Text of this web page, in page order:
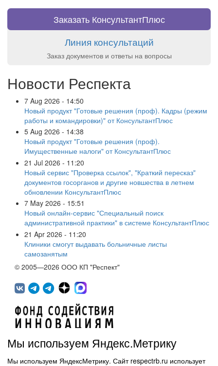
Заказать КонсультантПлюс
Линия консультаций
Заказ документов и ответы на вопросы
Новости Респекта
7 Aug 2026 - 14:50
Новый продукт "Готовые решения (проф). Кадры (режим
работы и командировки)" от КонсультантПлюс
5 Aug 2026 - 14:38
Новый продукт "Готовые решения (проф).
Имущественные налоги" от КонсультантПлюс
21 Jul 2026 - 11:20
Новый сервис "Проверка ссылок", "Краткий пересказ"
документов госорганов и другие новшества в летнем
обновлении КонсультантПлюс
7 May 2026 - 15:51
Новый онлайн-сервис "Специальный поиск
административной практики" в системе КонсультантПлюс
21 Apr 2026 - 11:20
Клиники смогут выдавать больничные листы
самозанятым
© 2005—2026 ООО КП "Респект"
450071, г.Уфа, ул. 50 лет СССР, д.48 корп.1, офис 307
Мы используем Яндекс.Метрику
Мы используем ЯндексМетрику. Сайт respectrb.ru использует